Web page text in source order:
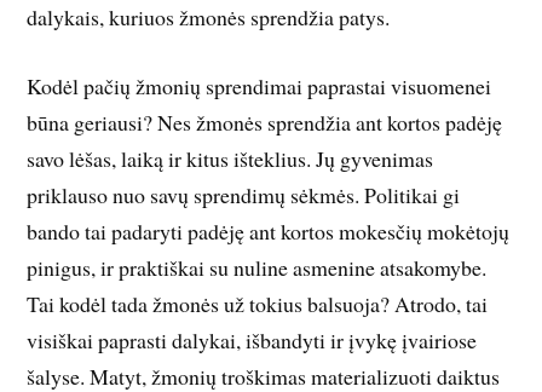
dalykais, kuriuos žmonės sprendžia patys.
Kodėl pačių žmonių sprendimai paprastai visuomenei
būna geriausi? Nes žmonės sprendžia ant kortos padėję
savo lėšas, laiką ir kitus išteklius. Jų gyvenimas
priklauso nuo savų sprendimų sėkmės. Politikai gi
bando tai padaryti padėję ant kortos mokesčių mokėtojų
pinigus, ir praktiškai su nuline asmenine atsakomybe.
Tai kodėl tada žmonės už tokius balsuoja? Atrodo, tai
visiškai paprasti dalykai, išbandyti ir įvykę įvairiose
šalyse. Matyt, žmonių troškimas materializuoti daiktus